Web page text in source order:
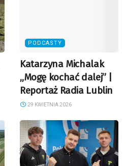
PODCASTY
Katarzyna Michalak
„Mogę kochać dalej” |
Reportaż Radia Lublin
29 KWIETNIA 2026